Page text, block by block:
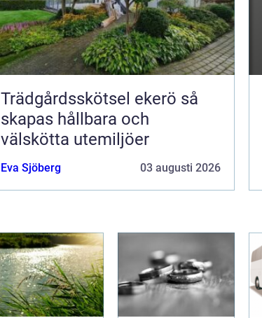
Trädgårdsskötsel ekerö så
skapas hållbara och
välskötta utemiljöer
Eva Sjöberg 03 augusti 2026